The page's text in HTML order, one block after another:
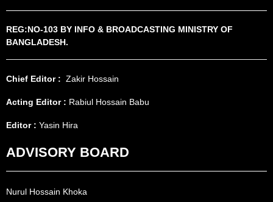
REG:NO-103 BY INFO & BROADCASTING MINISTRY OF
BANGLADESH.
Chief Editor : Zakir Hossain
Acting Editor : Rabiul Hossain Babu
Editor : Yasin Hira
ADVISORY BOARD
Nurul Hossain Khoka